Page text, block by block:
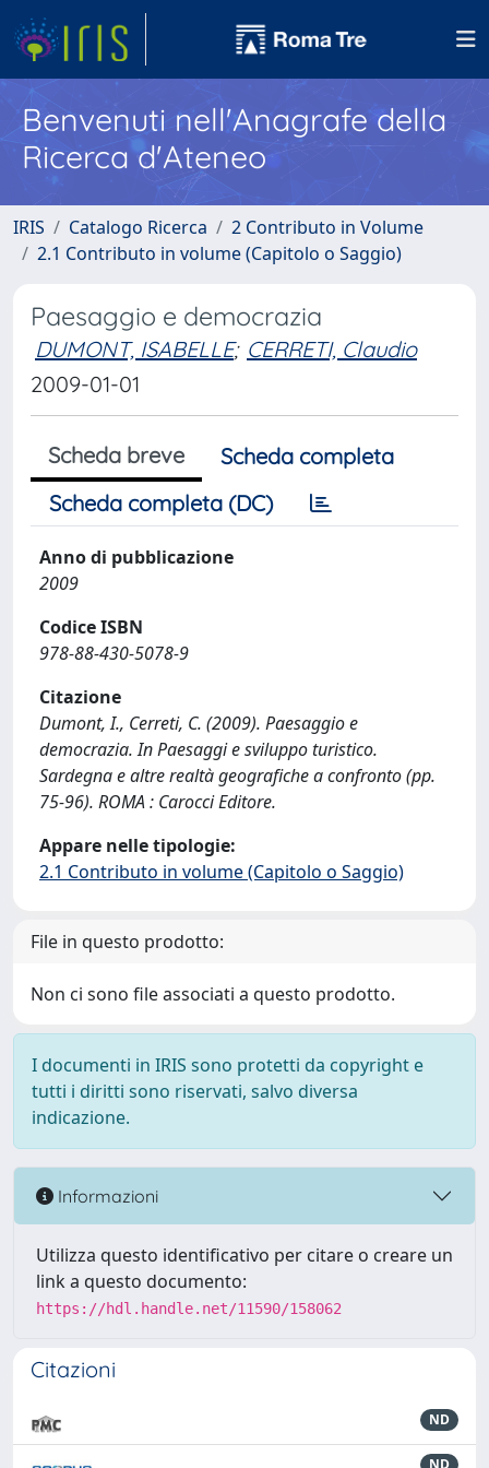
Benvenuti nell'Anagrafe della
Ricerca d'Ateneo
IRIS Catalogo Ricerca
2 Contributo in Volume
2.1 Contributo in volume (Capitolo o Saggio)
Paesaggio e democrazia
DUMONT, ISABELLE; CERRETI, Claudio
2009-01-01
Scheda breve
Scheda completa
Scheda completa (DC)
Anno di pubblicazione
2009
Codice ISBN
978-88-430-5078-9
Citazione
Dumont, I., Cerreti, C. (2009). Paesaggio e
democrazia. In Paesaggi e sviluppo turistico.
Sardegna e altre realtà geografiche a confronto (pp.
75-96). ROMA : Carocci Editore.
Appare nelle tipologie:
2.1 Contributo in volume (Capitolo o Saggio)
File in questo prodotto:
Non ci sono file associati a questo prodotto.
I documenti in IRIS sono protetti da copyright e
tutti i diritti sono riservati, salvo diversa
indicazione.
Informazioni
Utilizza questo identificativo per citare o creare un
link a questo documento:
https://hdl.handle.net/11590/158062
Citazioni
ND